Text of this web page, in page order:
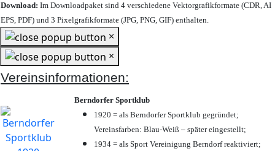
Download: Im Downloadpaket sind 4 verschiedene Vektorgrafikformate (CDR, AI
EPS, PDF) und 3 Pixelgrafikformate (JPG, PNG, GIF) enthalten.
×
×
Vereinsinformationen:
Berndorfer Sportklub
1920 = als Berndorfer Sportklub gegründet;
Vereinsfarben: Blau-Weiß – später eingestellt;
1934 = als Sport Vereinigung Berndorf reaktiviert;